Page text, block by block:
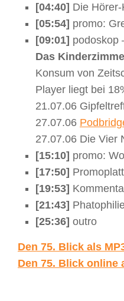
[04:40] Die
[05:54] promo:
[09:01] podoskop
Das
Konsum von
Player liegt bei
21.07.06
27.07.06
27.07.06 Die Vier
[15:10] promo:
[17:50]
[19:53]
[21:43]
[25:36] outro
Den 75. Blick als
Den 75. Blick online